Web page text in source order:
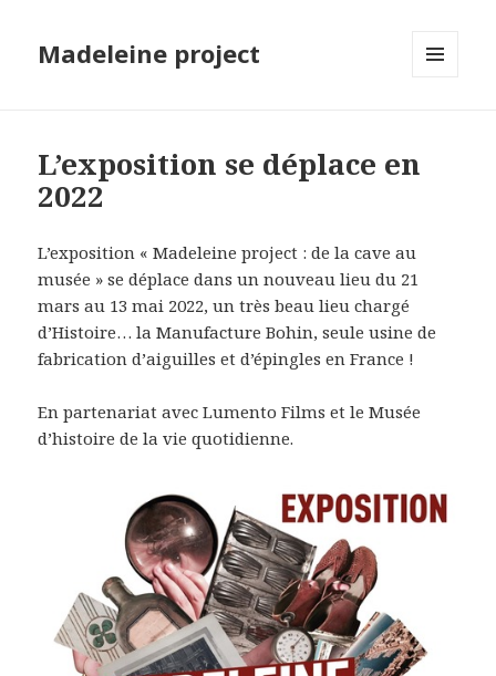
Madeleine project
L’exposition se déplace en
2022
L’exposition « Madeleine project : de la cave au
musée » se déplace dans un nouveau lieu du 21
mars au 13 mai 2022, un très beau lieu chargé
d’Histoire… la Manufacture Bohin, seule usine de
fabrication d’aiguilles et d’épingles en France !
En partenariat avec Lumento Films et le Musée
d’histoire de la vie quotidienne.